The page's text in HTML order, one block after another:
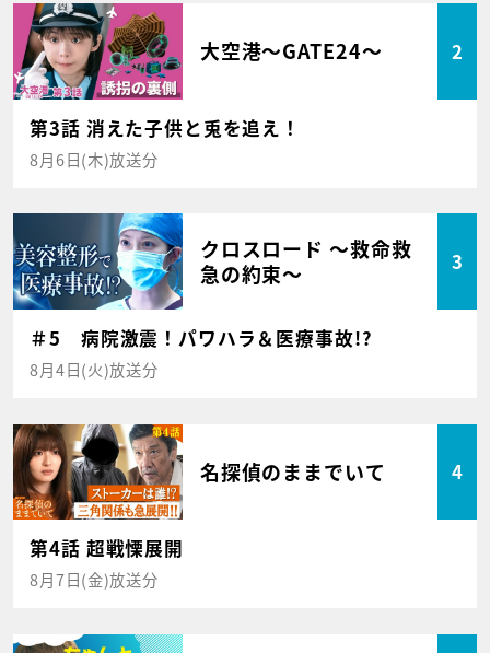
大空港～GATE24～ 2
第3話 消えた子供と兎を追え！
8月6日(木)放送分
クロスロード ～救命救
急の約束～
3
＃5 病院激震！パワハラ＆医療事故!?
8月4日(火)放送分
名探偵のままでいて 4
第4話 超戦慄展開
8月7日(金)放送分